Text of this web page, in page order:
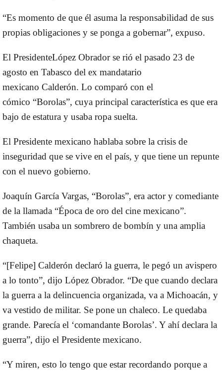
“Es momento de que él asuma la responsabilidad de sus
propias obligaciones y se ponga a gobernar”, expuso.
El PresidenteLópez Obradorse rió el pasado 23 de
agosto en Tabasco del ex mandatario
mexicano Calderón. Lo comparó con el
cómico “Borolas”, cuya principal característica es que era
bajo de estatura y usaba ropa suelta.
El Presidente mexicano hablaba sobre la crisis de
inseguridad que se vive en el país, y que tiene un repunte
con el nuevo gobierno.
Joaquín García Vargas, “Borolas”, era actor y comediante
de la llamada “Época de oro del cine mexicano”.
También usaba un sombrero de bombín y una amplia
chaqueta.
“[Felipe] Calderón declaró la guerra, le pegó un avispero
a lo tonto”, dijo López Obrador. “De que cuando declara
la guerra a la delincuencia organizada, va a Michoacán, y
va vestido de militar. Se pone un chaleco. Le quedaba
grande. Parecía el ‘comandante Borolas’. Y ahí declara la
guerra”, dijo el Presidente mexicano.
“Y miren, esto lo tengo que estar recordando porque a